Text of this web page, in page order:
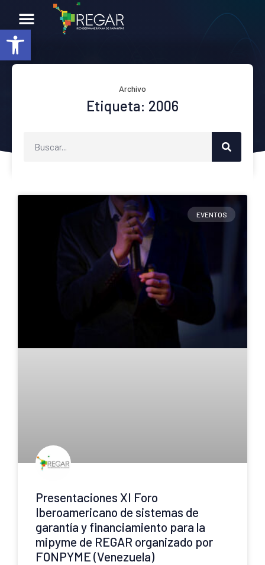
Abrir barra de herramientas
Archivo
Etiqueta: 2006
EVENTOS
Presentaciones XI Foro
Iberoamericano de sistemas de
garantía y financiamiento para la
mipyme de REGAR organizado por
FONPYME (Venezuela)